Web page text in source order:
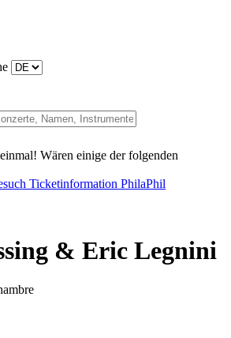
Wären einige der folgenden
Ticketinformation PhilaPhil
& Eric Legnini